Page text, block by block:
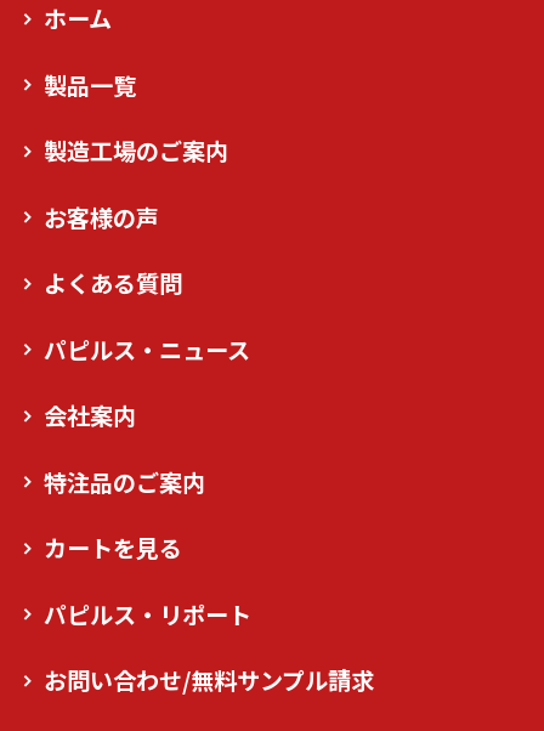
ホーム
製品一覧
製造工場のご案内
お客様の声
よくある質問
パピルス・ニュース
会社案内
特注品のご案内
カートを見る
パピルス・リポート
お問い合わせ/無料サンプル請求